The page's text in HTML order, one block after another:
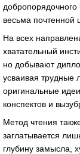
весьма почтенной
На всех
хватательный
но добывают
усваивая трудные
оригинальные
конспектов и
Метод чтения
заглатывается
глубину замысла,